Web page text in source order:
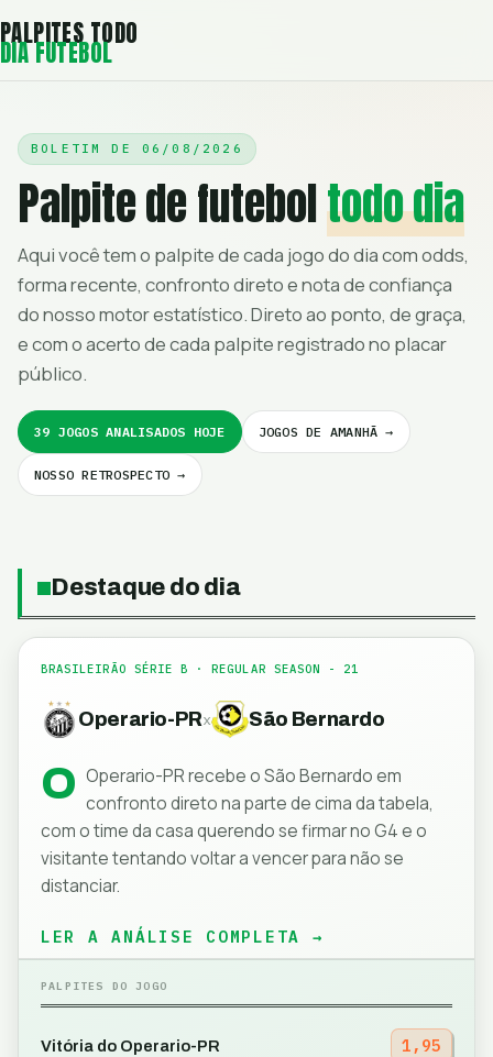
PALPITES TODO
DIA FUTEBOL
BOLETIM DE 06/08/2026
Palpite de futeboltodo dia
Aqui você tem o palpite de cada jogo do dia com odds,
forma recente, confronto direto e nota de confiança
do nosso motor estatístico. Direto ao ponto, de graça,
e com o acerto de cada palpite registrado no placar
público.
39 JOGOS ANALISADOS HOJE JOGOS DE AMANHÃ →
NOSSO RETROSPECTO →
Destaque do dia
BRASILEIRÃO SÉRIE B · REGULAR SEASON - 21
Operario-PRx São Bernardo
O Operario-PR recebe o São Bernardo em
confronto direto na parte de cima da tabela,
com o time da casa querendo se firmar no G4 e o
visitante tentando voltar a vencer para não se
distanciar.
LER A ANÁLISE COMPLETA →
PALPITES DO JOGO
Vitória do Operario-PR 1,95